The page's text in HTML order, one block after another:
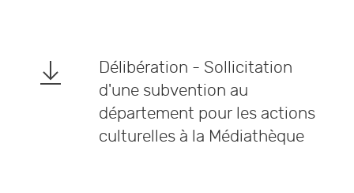
Délibération - Sollicitation
d'une subvention au
département pour les actions
culturelles à la Médiathèque